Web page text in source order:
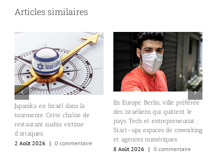
Articles similaires
Japanika en Israël dans la
tourmente. Cette chaîne de
restaurant sushis victime
d’attaques.
2 Août 2026
| 0 commentaire
En Europe. Berlin, ville préférée
des israéliens qui quittent le
pays. Tech et entrepreneuriat :
Start-ups, espaces de coworking
et agences numériques.
8 Août 2026
| 0 commentaire